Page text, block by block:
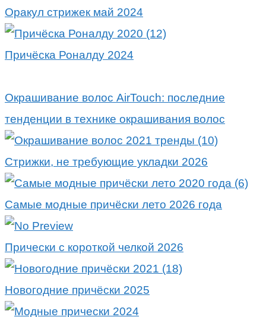
Оракул стрижек май 2024
Причёска Роналду 2024
Окрашивание волос AirTouch: последние
тенденции в технике окрашивания волос
Стрижки, не требующие укладки 2026
Самые модные причёски лето 2026 года
Прически с короткой челкой 2026
Новогодние причёски 2025